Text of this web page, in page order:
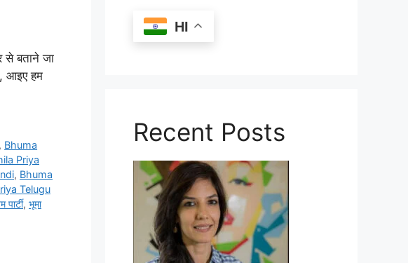
से बताने जा
आइए हम
, Bhuma
Priya
, Bhuma
Telugu
, भूमा
HI
Recent Posts